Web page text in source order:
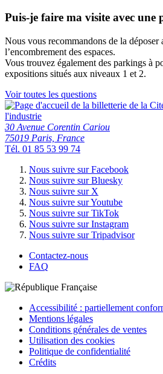
Puis-je faire ma visite avec une
Nous vous recommandons de la
l’encombrement des espaces.
Vous trouvez également des parkings à
expositions situés aux niveaux 1 et 2.
Voir toutes les questions
30 Avenue Corentin Cariou
75019 Paris, France
Tél. 01 85 53 99 74
Nous suivre sur Facebook
Nous suivre sur Bluesky
Nous suivre sur X
Nous suivre sur Youtube
Nous suivre sur TikTok
Nous suivre sur Instagram
Nous suivre sur Tripadvisor
Contactez-nous
FAQ
Accessibilité : partiellement
Mentions légales
Conditions générales de ventes
Utilisation des cookies
Politique de confidentialité
Crédits